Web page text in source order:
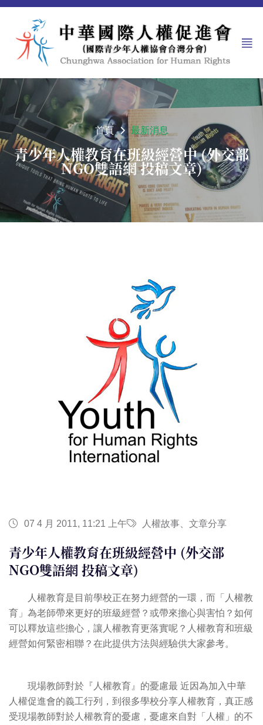
首頁 最新消息
青少年人權教育在班級經營中 (外交部
NGO雙語網 投稿文章)
07 4 月 2011, 11:21 上午 人權故事、文章分享
青少年人權教育在班級經營中 (外交部
NGO雙語網 投稿文章)
人權教育是目前學校正在努力經營的一環，而「人權教
育」為老師帶來更好的班級經營？或帶來擔心與害怕？如何
可以釋放這些擔心，讓人權教育更落實呢？人權教育和班級
經營如何緊密相聯？在此提供方法與經驗供大家參考。
現場教師對於『人權教育』的憂慮最 近因為加入中華
人權促進會的義工行列，到很多學校分享人權教育，真正感
受現場教師對於人權教育的憂慮，憂慮來自對「人權」的不